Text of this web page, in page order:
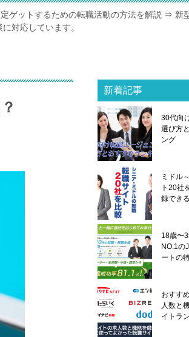
ゲットするための転職活動の方法を解説 ⇒ 新
対応しています。
新着記事
30代向
選び方
ング
ミドル
ト20社
録でき
18歳〜
NO.1の
ートの
おすす
人数と
イトラ